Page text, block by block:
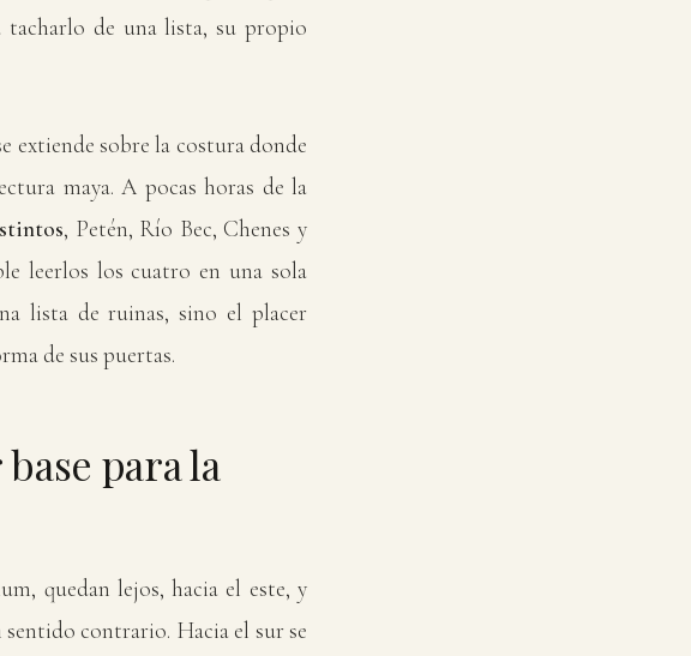
de una lista, su propio
extiende sobre la costura donde
maya. A pocas horas de la
, Petén, Río Bec, Chenes y
leerlos los cuatro en una sola
lista de ruinas, sino el placer
de sus puertas.
para la
quedan lejos, hacia el este, y
contrario. Hacia el sur se